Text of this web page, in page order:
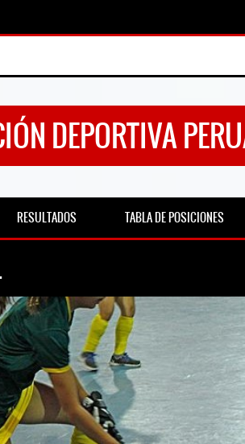
DEPORTIVA
RESULTADOS TABLA DE POSICIONES